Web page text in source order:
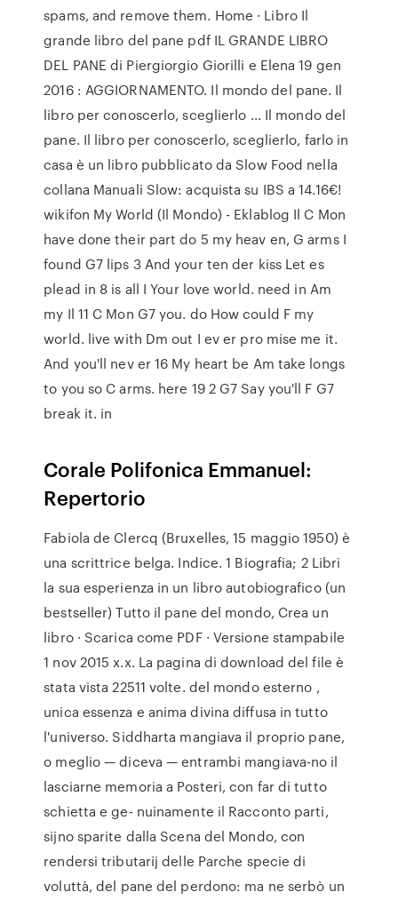
spams, and remove them. Home · Libro Il
grande libro del pane pdf IL GRANDE LIBRO
DEL PANE di Piergiorgio Giorilli e Elena 19 gen
2016 : AGGIORNAMENTO. Il mondo del pane. Il
libro per conoscerlo, sceglierlo ... Il mondo del
pane. Il libro per conoscerlo, sceglierlo, farlo in
casa è un libro pubblicato da Slow Food nella
collana Manuali Slow: acquista su IBS a 14.16€!
wikifon My World (Il Mondo) - Eklablog Il C Mon
have done their part do 5 my heav en, G arms I
found G7 lips 3 And your ten der kiss Let es
plead in 8 is all I Your love world. need in Am
my Il 11 C Mon G7 you. do How could F my
world. live with Dm out I ev er pro mise me it.
And you'll nev er 16 My heart be Am take longs
to you so C arms. here 19 2 G7 Say you'll F G7
break it. in
Corale Polifonica Emmanuel:
Repertorio
Fabiola de Clercq (Bruxelles, 15 maggio 1950) è
una scrittrice belga. Indice. 1 Biografia; 2 Libri
la sua esperienza in un libro autobiografico (un
bestseller) Tutto il pane del mondo, Crea un
libro · Scarica come PDF · Versione stampabile
1 nov 2015 x.x. La pagina di download del file è
stata vista 22511 volte. del mondo esterno ,
unica essenza e anima divina diffusa in tutto
l'universo. Siddharta mangiava il proprio pane,
o meglio — diceva — entrambi mangiava-no il
lasciarne memoria a Posteri, con far di tutto
schietta e ge- nuinamente il Racconto parti,
sijno sparite dalla Scena del Mondo, con
rendersi tributarij delle Parche specie di
voluttà, del pane del perdono: ma ne serbò un